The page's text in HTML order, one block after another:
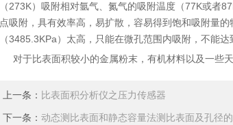
（273K）吸附相对氩气、氮气的吸附温度（77K或者
点吸附，具有效率高，易扩散，容易得到饱和吸附量
（3485.3KPa）太高，只能在微孔范围内吸附，不能
对于比表面积较小的金属粉末，有机材料以及一些天
上一条： 比表面积分析仪之压力传感器
下一条： 动态测比表面和静态容量法测比表面及孔径的